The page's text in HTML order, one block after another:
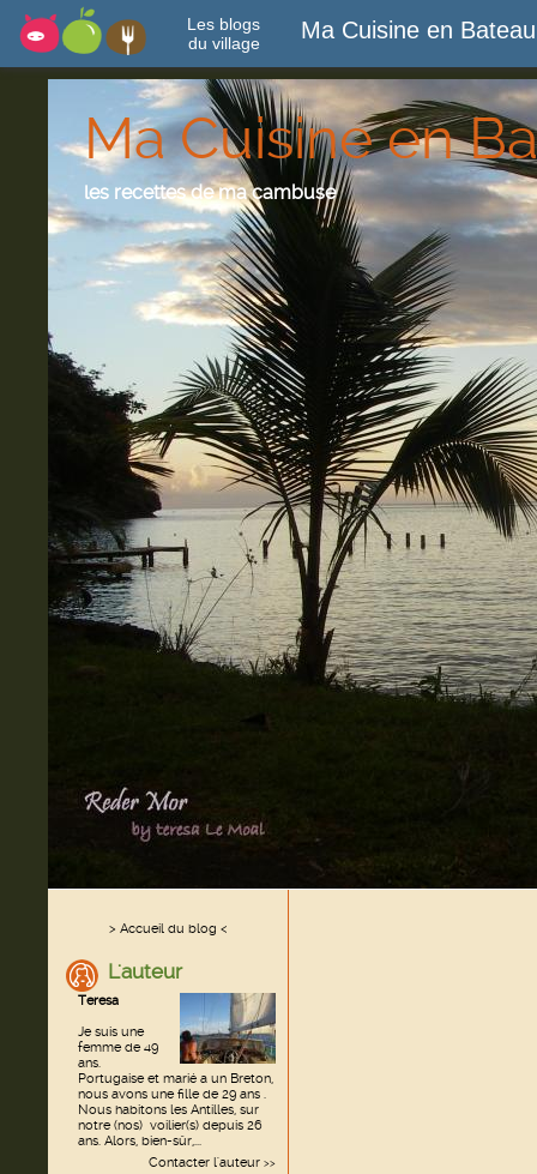
Les blogs
du village
Ma Cuisine en Bateau
Ma Cuisine en
les recettes de ma cambuse
> Accueil du blog <
L'auteur
Teresa
Je suis une
femme de 49
ans.
Portugaise et marié a un Breton,
nous avons une fille de 29 ans .
Nous habitons les Antilles, sur
notre (nos) voilier(s) depuis 26
ans. Alors, bien-sûr,...
Contacter l'auteur >>